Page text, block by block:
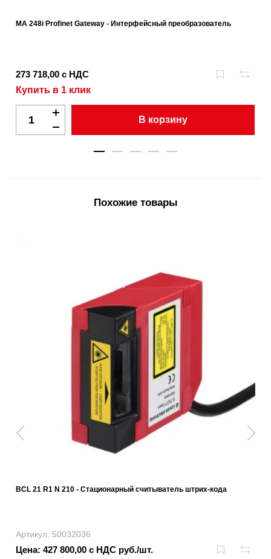
MA 248i Profinet Gateway - Интерфейсный преобразователь
273 718,00 с НДС
Купить в 1 клик
В корзину
Похожие товары
BCL 21 R1 N 210 - Стационарный считыватель штрих-кода
Артикул: 50032036
Цена: 427 800,00 с НДС руб./шт.